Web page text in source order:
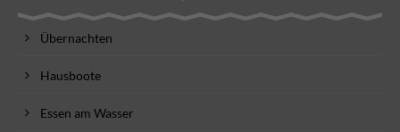
Übernachten
Hausboote
Essen am Wasser